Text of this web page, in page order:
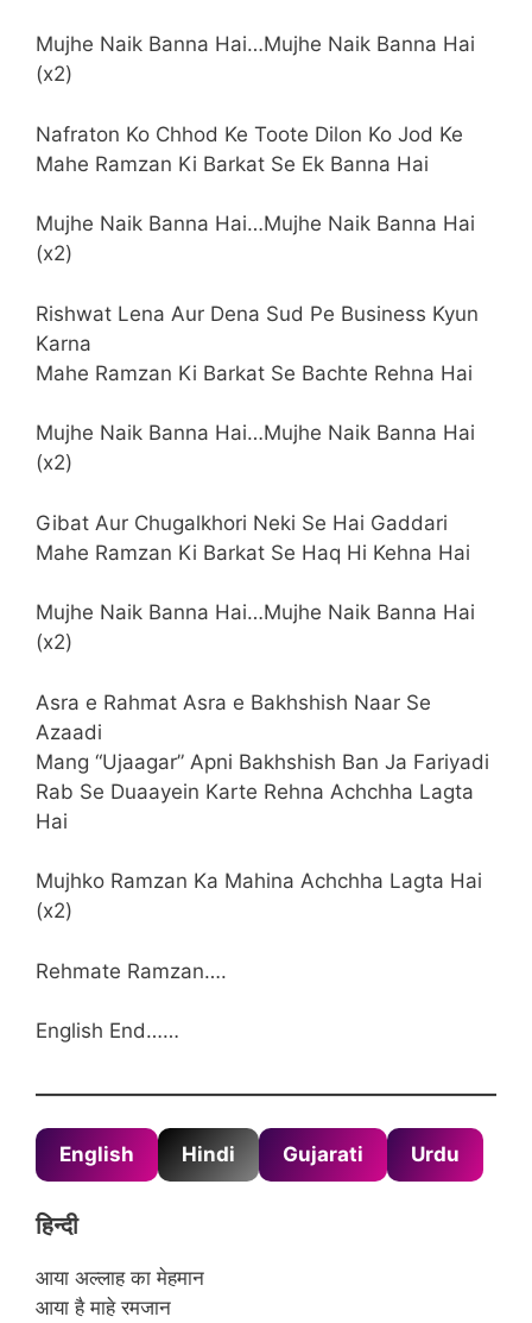
Mujhe Naik Banna Hai…Mujhe Naik Banna Hai
(x2)
Nafraton Ko Chhod Ke Toote Dilon Ko Jod Ke
Mahe Ramzan Ki Barkat Se Ek Banna Hai
Mujhe Naik Banna Hai…Mujhe Naik Banna Hai
(x2)
Rishwat Lena Aur Dena Sud Pe Business Kyun
Karna
Mahe Ramzan Ki Barkat Se Bachte Rehna Hai
Mujhe Naik Banna Hai…Mujhe Naik Banna Hai
(x2)
Gibat Aur Chugalkhori Neki Se Hai Gaddari
Mahe Ramzan Ki Barkat Se Haq Hi Kehna Hai
Mujhe Naik Banna Hai…Mujhe Naik Banna Hai
(x2)
Asra e Rahmat Asra e Bakhshish Naar Se
Azaadi
Mang “Ujaagar” Apni Bakhshish Ban Ja Fariyadi
Rab Se Duaayein Karte Rehna Achchha Lagta
Hai
Mujhko Ramzan Ka Mahina Achchha Lagta Hai
(x2)
Rehmate Ramzan….
English End……
English Hindi Gujarati Urdu
हिन्दी
आया अल्लाह का मेहमान
आया है माहे रमजान